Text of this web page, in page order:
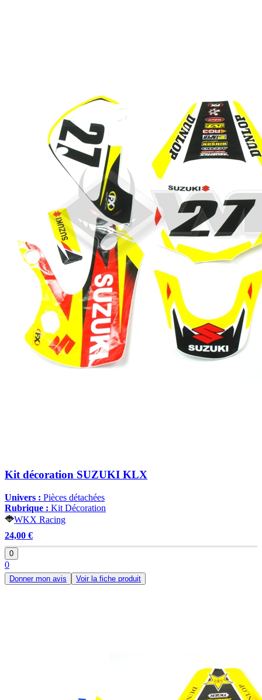
Kit décoration SUZUKI KLX
Univers : Pièces détachées
Rubrique : Kit Décoration
WKX Racing
24,00 €
0
0
Donner mon avis Voir la fiche produit